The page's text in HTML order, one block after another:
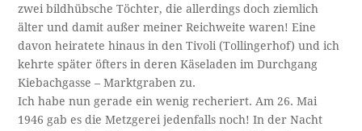
zwei bildhübsche Töchter, die allerdings doch ziemlich
älter und damit außer meiner Reichweite waren! Eine
davon heiratete hinaus in den Tivoli (Tollingerhof) und ich
kehrte später öfters in deren Käseladen im Durchgang
Kiebachgasse – Marktgraben zu.
Ich habe nun gerade ein wenig recheriert. Am 26. Mai
1946 gab es die Metzgerei jedenfalls noch! In der Nacht